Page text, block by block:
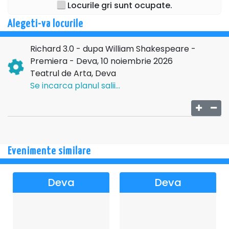
(Laura T., Brașov)
„Uau! Un spectacol puternic care te ajută să înțelegi
realitatea în care trăim. Dar fără să te sperie. Dimpotrivă.
Distribuția:
Roxana Lupu
Ioan Paraschiv
Ștefan Ruxanda
Ștefan Ruxanda
Locurile gri sunt ocupate.
Alegeti-va locurile
Richard 3.0 - dupa William Shakespeare -
Premiera - Deva, 10 noiembrie 2026
Teatrul de Arta, Deva
Se incarca planul salii...
Evenimente similare
Deva Deva